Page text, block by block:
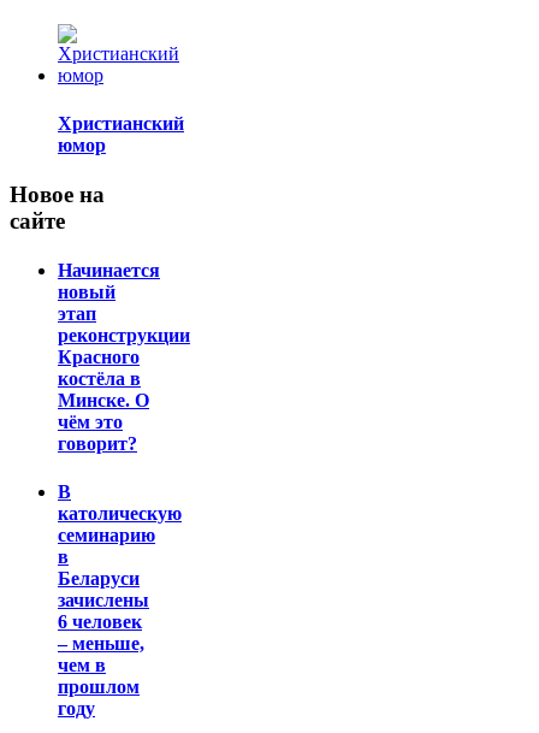
Христианский
юмор
Новое на
сайте
Начинается
новый
этап
реконструкции
Красного
костёла в
Минске. О
чём это
говорит?
В
католическую
семинарию
в
Беларуси
зачислены
6 человек
– меньше,
чем в
прошлом
году